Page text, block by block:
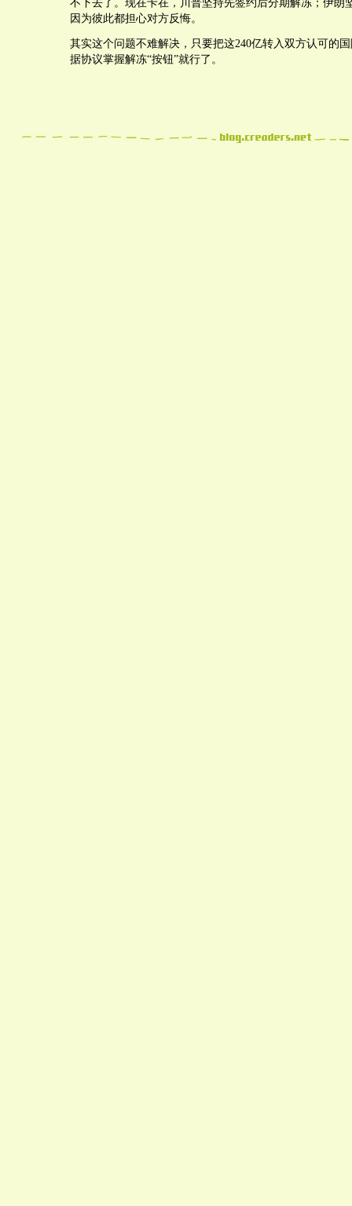
不下去了。现在卡在，川普坚持先签约后分期解冻；伊朗
因为彼此都担心对方反悔。
其实这个问题不难解决，只要把这240亿转入双方认可的
据协议掌握解冻“按钮”就行了。